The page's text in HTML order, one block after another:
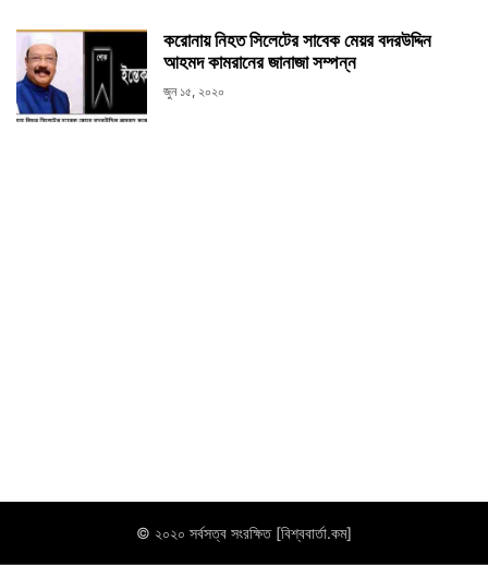
করোনায় নিহত সিলেটের সাবেক মেয়র বদরউদ্দিন
আহমদ কামরানের জানাজা সম্পন্ন
জুন ১৫, ২০২০
© ২০২০ সর্বসত্ব সংরক্ষিত [বিশ্ববার্তা.কম]